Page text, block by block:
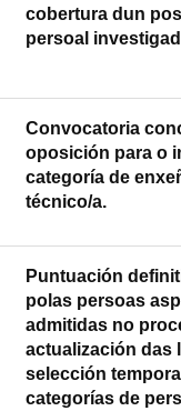
cobertura dun
persoal
Convocatoria
oposición para o
categoría de
técnico/a.
Puntuación
polas persoas
admitidas no
actualización das
selección
categorías de